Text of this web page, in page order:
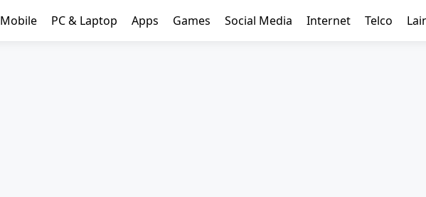
Mobile PC & Laptop Apps Games Social Media Internet Telco